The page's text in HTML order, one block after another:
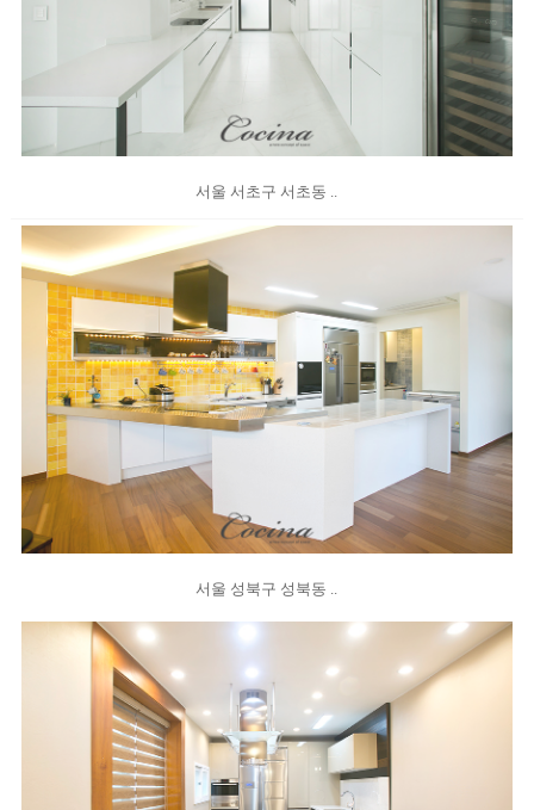
서울 서초구 서초동 ..
서울 성북구 성북동 ..